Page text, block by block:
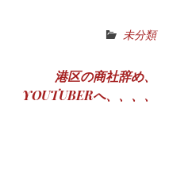
未分類
港区の商社辞め、
YOUTUBERへ、、、、